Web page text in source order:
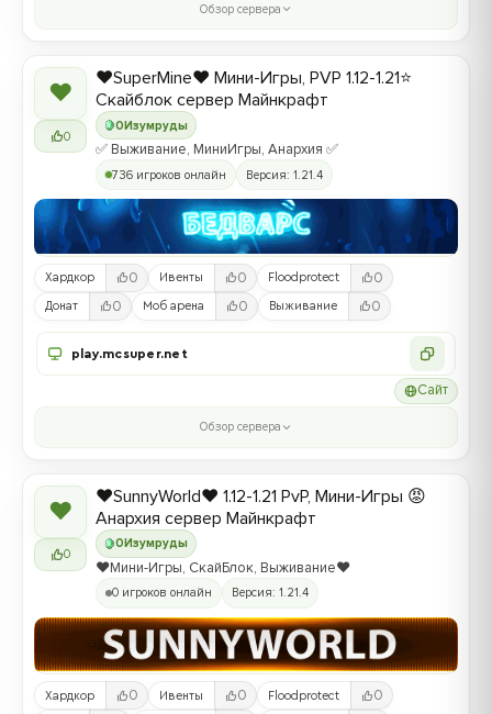
Обзор сервера
❤
0
0Изумруды
❤️SuperMine❤️ Мини-Игры, PVP 1.12-1.21⭐
Скайблок сервер Майнкрафт
✅ Выживание, МиниИгры, Анархия ✅
736 игроков онлайн Версия: 1.21.4
Хардкор 0 Ивенты 0 Floodprotect 0
Донат 0 Моб арена 0 Выживание 0
play.mcsuper.net
Сайт
Обзор сервера
❤
0
0 Изумруды
❤️SunnyWorld❤️ 1.12-1.21 PvP, Мини-Игры 😡
Анархия сервер Майнкрафт
❤️Мини-Игры, СкайБлок, Выживание❤️
0 игроков онлайн Версия: 1.21.4
Хардкор 0 Ивенты 0 Floodprotect 0